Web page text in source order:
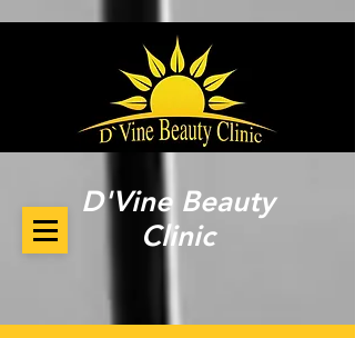
D'Vine Beauty
Clinic